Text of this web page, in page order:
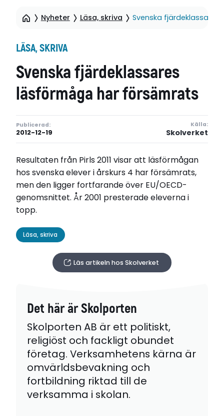
Nyheter Läsa, skriva Svenska
LÄSA, SKRIVA
Svenska fjärdeklassares
läsförmåga har försämrats
Publicerad:
2012-12-19
Källa:
Skolverket
Resultaten från Pirls 2011 visar att läsförmågan
hos svenska elever i årskurs 4 har försämrats,
men den ligger fortfarande över EU/OECD-
genomsnittet. År 2001 presterade eleverna i
topp.
Läsa, skriva
Läs artikeln hos Skolverket
Det här är Skolporten
Skolporten AB är ett politiskt,
religiöst och fackligt obundet
företag. Verksamhetens kärna är
omvärldsbevakning och
fortbildning riktad till de
verksamma i skolan.